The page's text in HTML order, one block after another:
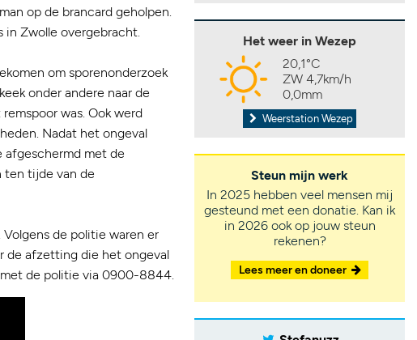
op de brancard geholpen.
in Zwolle overgebracht.
om sporenonderzoek
onder andere naar de
was. Ook werd
Nadat het ongeval
afgeschermd met de
ten tijde van de
de politie waren er
de afzetting die het ongeval
de politie via 0900-8844.
Het weer in Wezep
20,1°C
ZW 4,7km/h
0,0mm
Weerstation Wezep
Steun mijn werk
In 2025 hebben veel mensen mij
gesteund met een donatie. Kan ik
in 2026 ook op jouw steun
rekenen?
Lees meer en doneer